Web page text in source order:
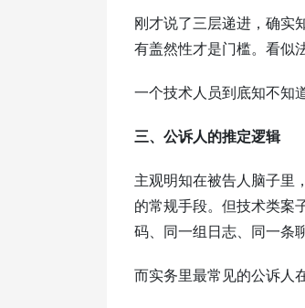
刚才说了三层递进，确实
有盖然性才是门槛。看似
一个技术人员到底知不知
三、公诉人的推定逻辑
主观明知在被告人脑子里
的常规手段。但技术类案
码、同一组日志、同一条
而实务里最常见的公诉人